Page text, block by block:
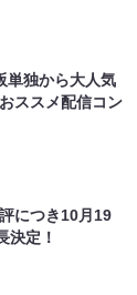
単独から大人気
ススメ配信コン
につき10月19
決定！